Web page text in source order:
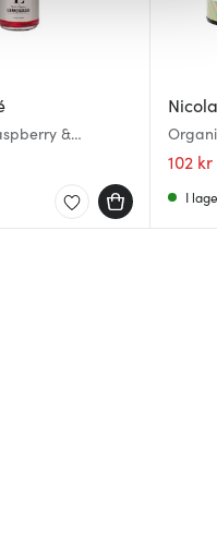
&
102 kr
I